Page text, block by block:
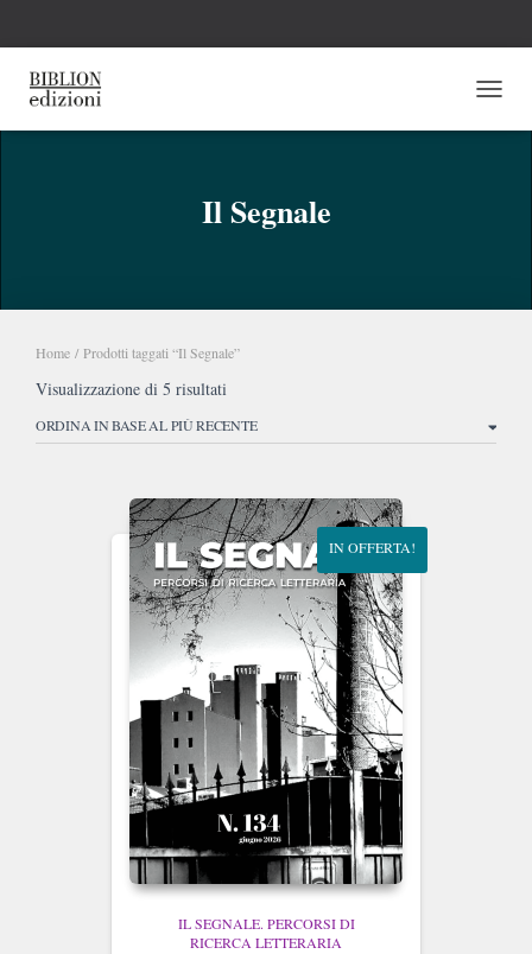
Il Segnale
Home / Prodotti taggati “Il Segnale”
Visualizzazione di 5 risultati
base
recente
IN OFFERTA!
IL SEGNALE. PERCORSI DI
RICERCA LETTERARIA